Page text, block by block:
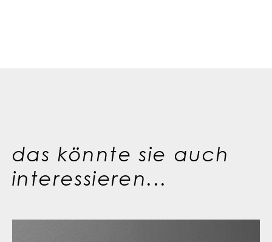
das könnte sie auch
interessieren...